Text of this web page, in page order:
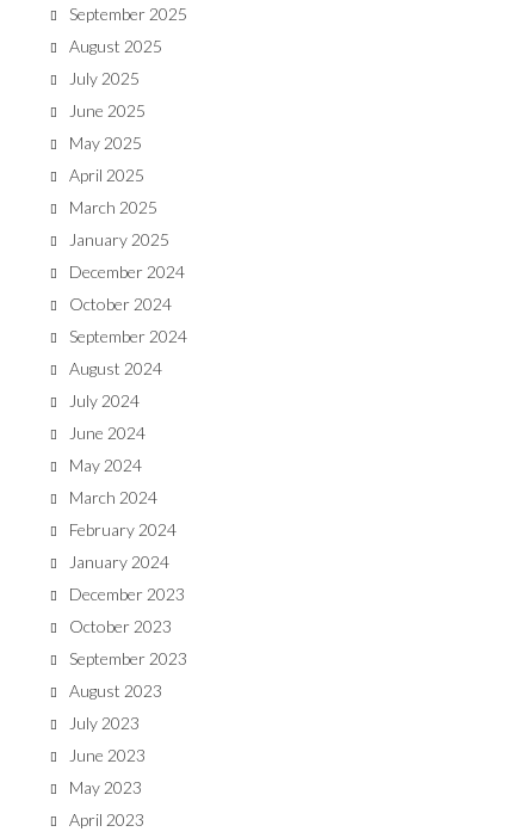
September 2025
August 2025
July 2025
June 2025
May 2025
April 2025
March 2025
January 2025
December 2024
October 2024
September 2024
August 2024
July 2024
June 2024
May 2024
March 2024
February 2024
January 2024
December 2023
October 2023
September 2023
August 2023
July 2023
June 2023
May 2023
April 2023